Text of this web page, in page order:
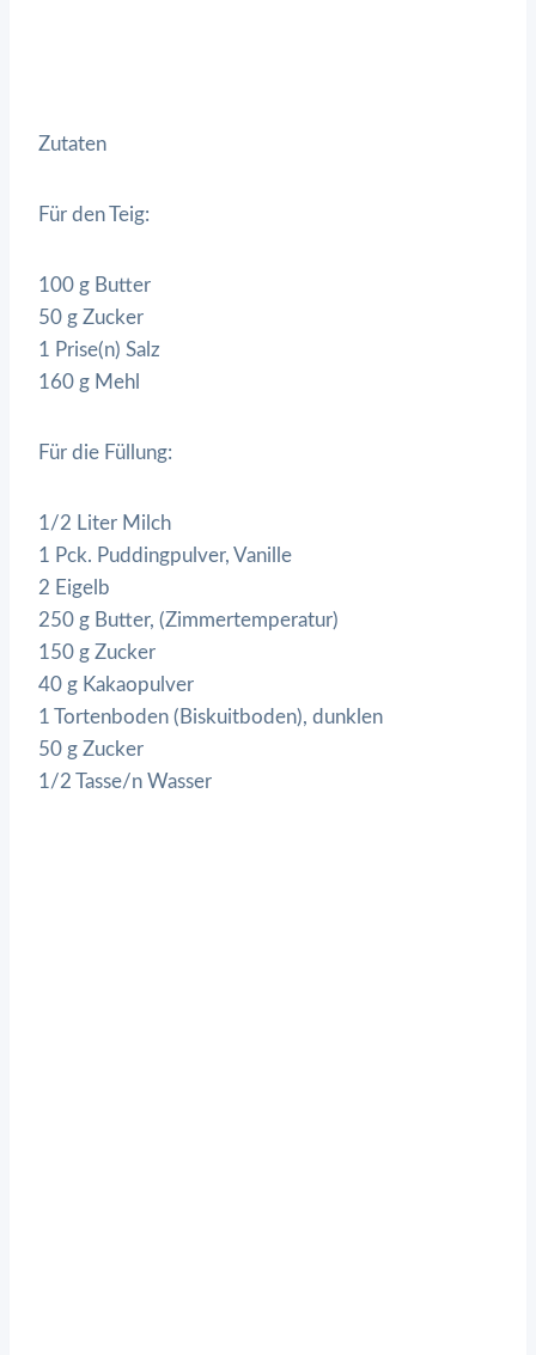
Zutaten
Für den Teig:
100 g Butter
50 g Zucker
1 Prise(n) Salz
160 g Mehl
Für die Füllung:
1/2 Liter Milch
1 Pck. Puddingpulver, Vanille
2 Eigelb
250 g Butter, (Zimmertemperatur)
150 g Zucker
40 g Kakaopulver
1 Tortenboden (Biskuitboden), dunklen
50 g Zucker
1/2 Tasse/n Wasser